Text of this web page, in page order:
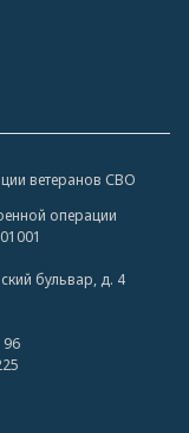
ветеранов СВО
операции
бульвар, д. 4